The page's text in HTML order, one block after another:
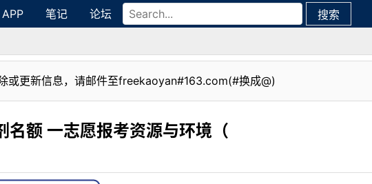
APP 笔记 论坛 搜索
或更新信息，请邮件至freekaoyan#163.com(#换成@)
名额 一志愿报考资源与环境（